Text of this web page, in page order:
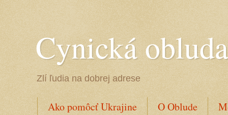
Cynická obluda
Zlí ľudia na dobrej adrese
Ako pomôcť Ukrajine O Oblude